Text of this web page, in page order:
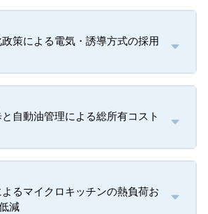
策による電気・誘導方式の採用
自動油管理による総所有コスト
るマイクロキッチンの熱負荷お
減